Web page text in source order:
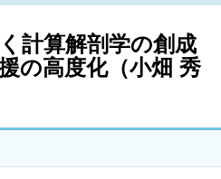
計算解剖学の創成
の高度化（小畑 秀